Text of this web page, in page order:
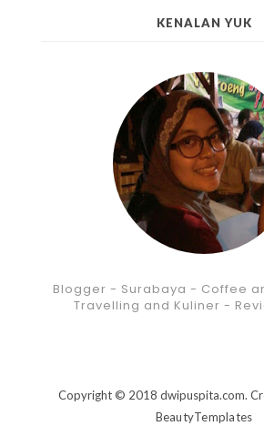
KENALAN YUK
Blogger - Surabaya - Coffee
Travelling and Kuliner -
Copyright © 2018 dwipuspita.com.
BeautyTemplates